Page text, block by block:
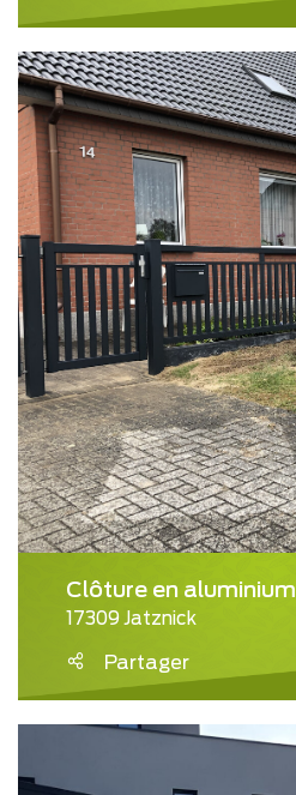
Clôture en aluminium
17309 Jatznick
Partager